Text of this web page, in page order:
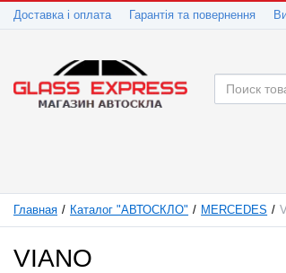
Доставка і оплата Гарантія та повернення
Главная Каталог "АВТОСКЛО" MERCEDES
VIANO